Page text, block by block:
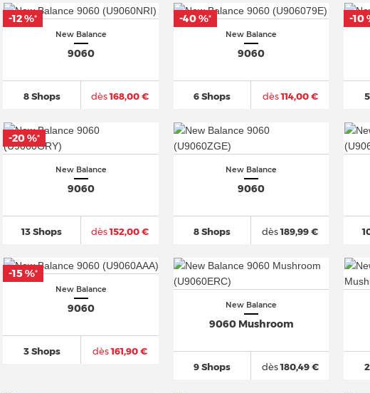
New Balance
9060
8 Shops dès168,00 €
-12 %*
New Balance
9060
6 Shops dès114,00 €
-40 %* -10
New Balance
9060
13 Shops dès152,00 €
-20 %*
New Balance
9060
8 Shops dès189,99 €
New Balance
9060
3 Shops dès161,90 €
-15 %*
New Balance
9060 Mushroom
9 Shops dès180,49 €